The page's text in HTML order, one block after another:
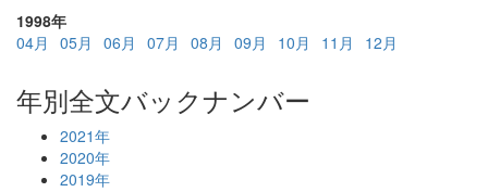
1998年
04月
05月 06月 07月 08月 09月 10月 11月 12月
年別全文バックナンバー
2021年
2020年
2019年